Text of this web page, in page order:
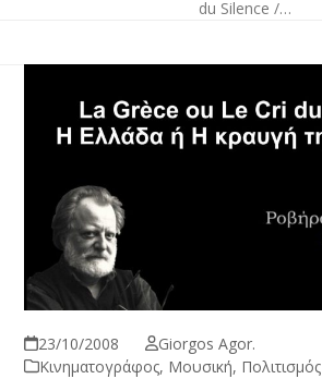
du Silence /…
23/10/2008
Giorgos Agor.
Κινηματογράφος, Μουσική, Πολιτισμός